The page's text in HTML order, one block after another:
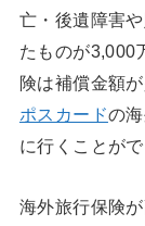
亡・後遺障害
たものが3,000
険は補償金額
ポスカードの
に行くことがで
海外旅行保険